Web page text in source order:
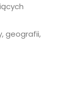
geografii,